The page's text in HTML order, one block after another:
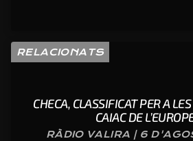
RELACIONATS
CHECA, CLASSIFICAT PER A
CAIAC DE
RÀDIO VALIRA | 6